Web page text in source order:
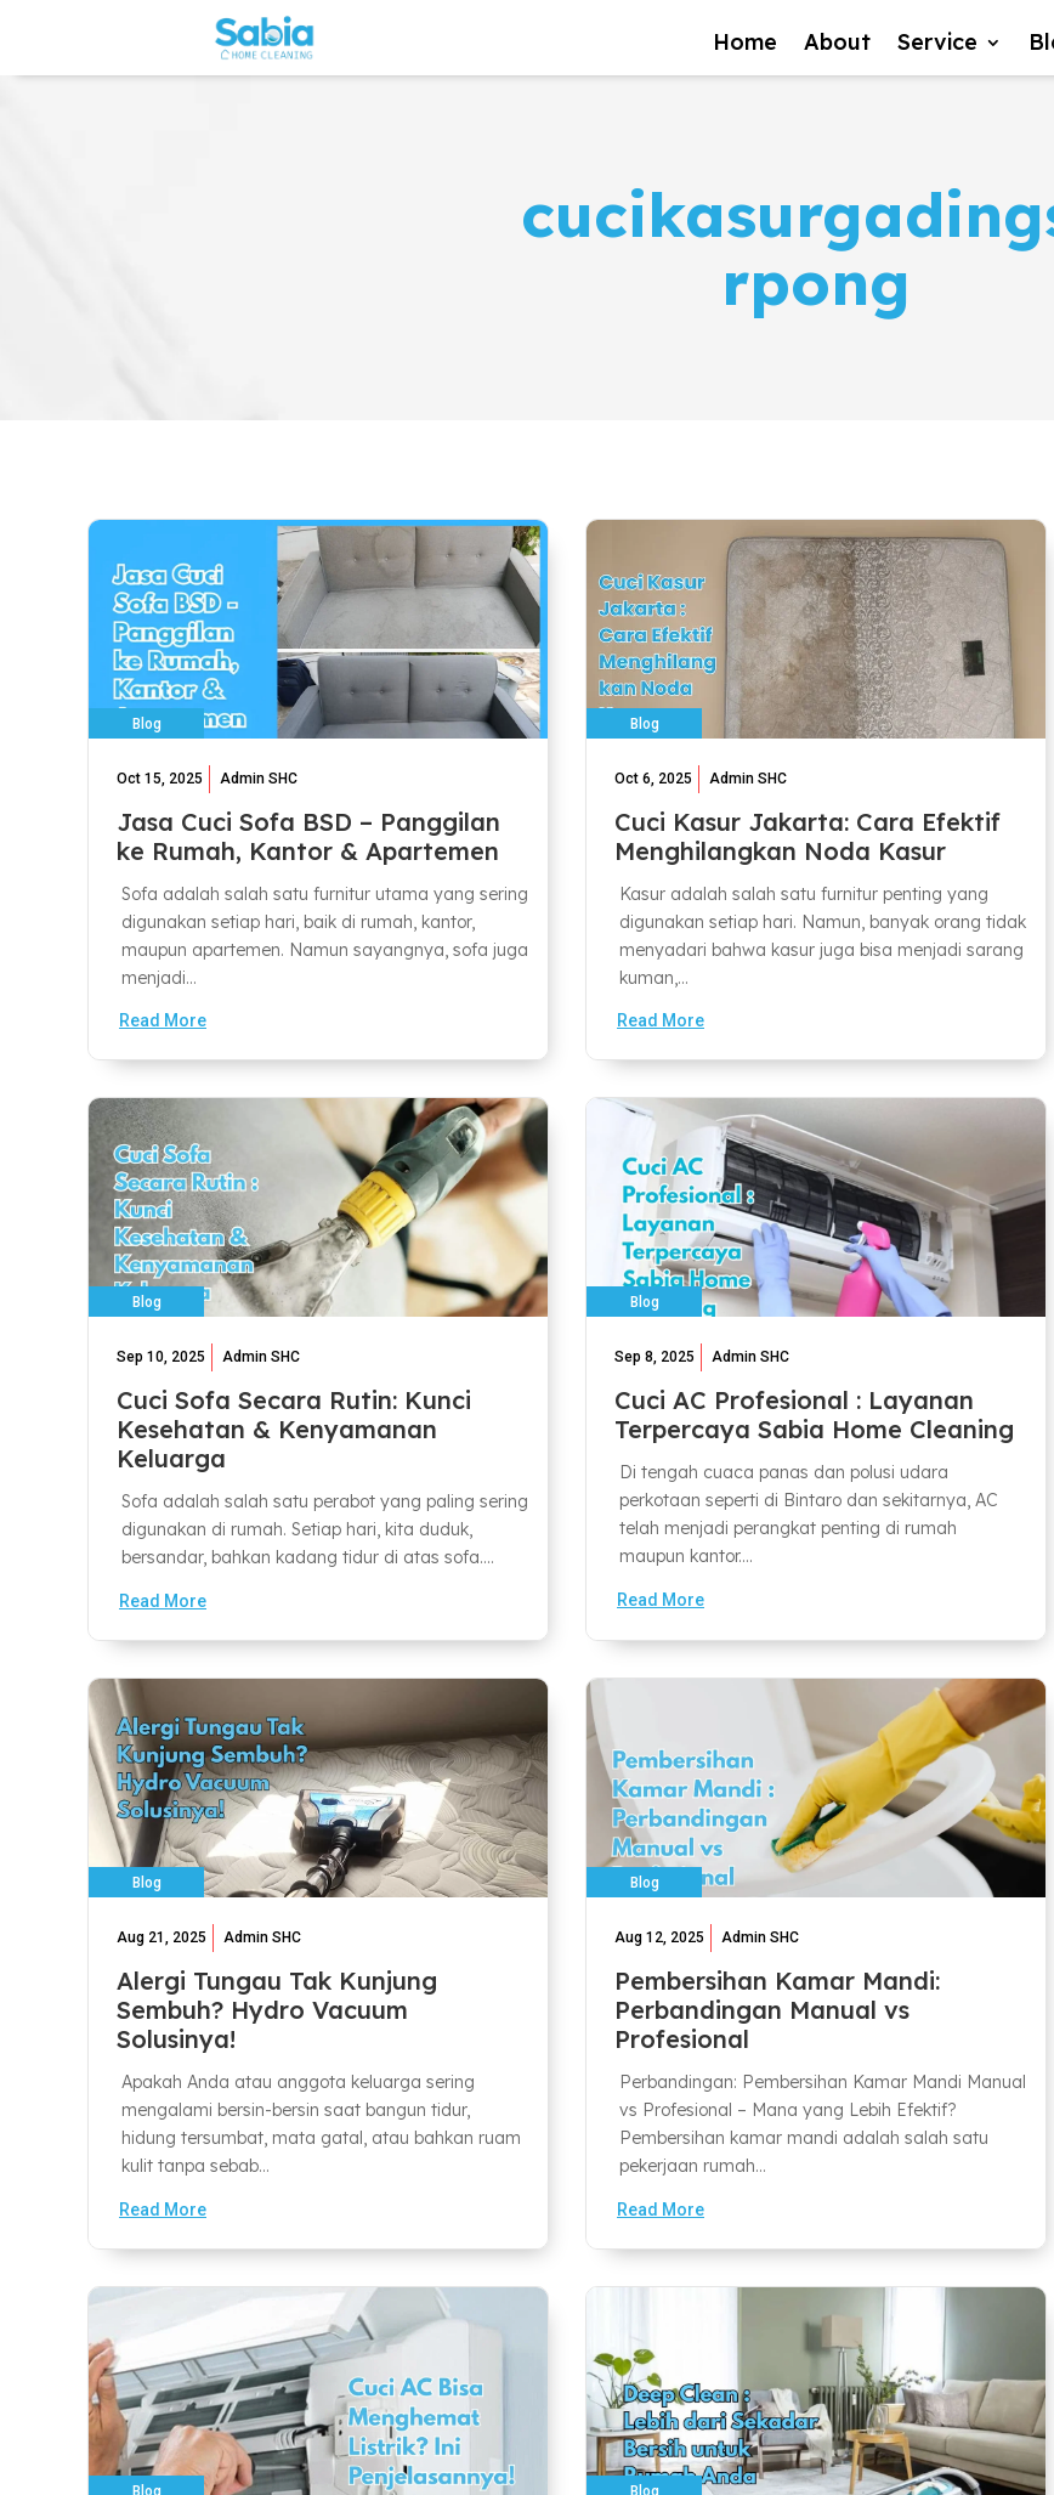
Home About Service
rpong
Blog
Oct 15, 2025 Admin SHC
Jasa Cuci Sofa BSD – Panggilan
ke Rumah, Kantor & Apartemen
Sofa adalah salah satu furnitur utama yang sering
digunakan setiap hari, baik di rumah, kantor,
maupun apartemen. Namun sayangnya, sofa juga
menjadi...
Read More
Blog
Oct 6, 2025 Admin SHC
Cuci Kasur Jakarta: Cara Efektif
Menghilangkan Noda Kasur
Kasur adalah salah satu furnitur penting yang
digunakan setiap hari. Namun, banyak orang tidak
menyadari bahwa kasur juga bisa menjadi sarang
kuman,...
Read More
Blog
Sep 10, 2025 Admin SHC
Cuci Sofa Secara Rutin: Kunci
Kesehatan & Kenyamanan
Keluarga
Sofa adalah salah satu perabot yang paling sering
digunakan di rumah. Setiap hari, kita duduk,
bersandar, bahkan kadang tidur di atas sofa....
Read More
Blog
Sep 8, 2025 Admin SHC
Cuci AC Profesional : Layanan
Terpercaya Sabia Home Cleaning
Di tengah cuaca panas dan polusi udara
perkotaan seperti di Bintaro dan sekitarnya, AC
telah menjadi perangkat penting di rumah
maupun kantor....
Read More
Blog
Aug 21, 2025 Admin SHC
Alergi Tungau Tak Kunjung
Sembuh? Hydro Vacuum
Solusinya!
Apakah Anda atau anggota keluarga sering
mengalami bersin-bersin saat bangun tidur,
hidung tersumbat, mata gatal, atau bahkan ruam
kulit tanpa sebab...
Read More
Blog
Aug 12, 2025 Admin SHC
Pembersihan Kamar Mandi:
Perbandingan Manual vs
Profesional
Perbandingan: Pembersihan Kamar Mandi Manual
vs Profesional – Mana yang Lebih Efektif?
Pembersihan kamar mandi adalah salah satu
pekerjaan rumah...
Read More
Blog Blog